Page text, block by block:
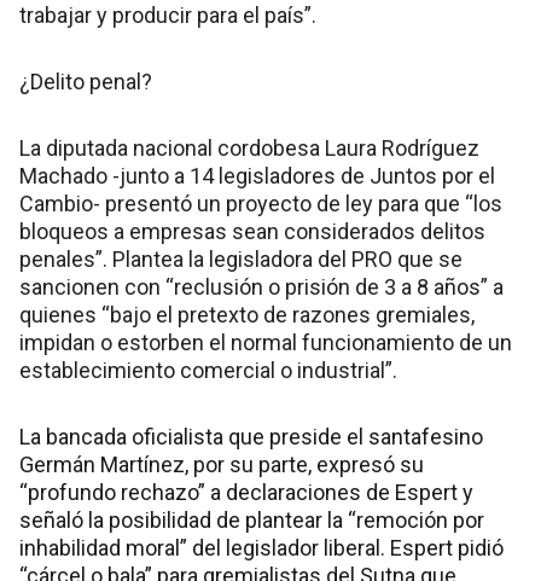
trabajar y producir para el país”.
¿Delito penal?
La diputada nacional cordobesa Laura Rodríguez
Machado -junto a 14 legisladores de Juntos por el
Cambio- presentó un proyecto de ley para que “los
bloqueos a empresas sean considerados delitos
penales”. Plantea la legisladora del PRO que se
sancionen con “reclusión o prisión de 3 a 8 años” a
quienes “bajo el pretexto de razones gremiales,
impidan o estorben el normal funcionamiento de un
establecimiento comercial o industrial”.
La bancada oficialista que preside el santafesino
Germán Martínez, por su parte, expresó su
“profundo rechazo” a declaraciones de Espert y
señaló la posibilidad de plantear la “remoción por
inhabilidad moral” del legislador liberal. Espert pidió
“cárcel o bala” para gremialistas del Sutna que